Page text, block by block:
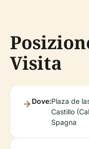
Visita
Dove:Plaza de
Castillo
Spagna